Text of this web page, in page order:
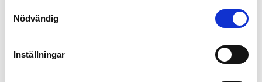
Nödvändig
Inställningar
2020/2021: 2.500 (Inget lag i gruppspel)
2022/2023: 6.250 (Malmö FF och Djurgården till